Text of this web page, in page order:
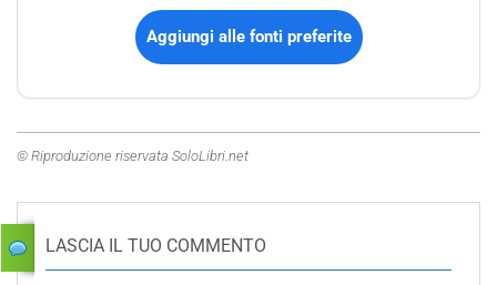
Aggiungi alle fonti preferite
© Riproduzione riservata SoloLibri.net
LASCIA IL TUO COMMENTO